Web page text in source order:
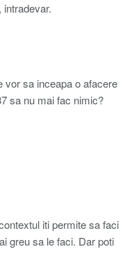
vor sa inceapa o afacere
sa nu mai fac nimic?
iti permite sa faci
greu sa le faci. Dar poti